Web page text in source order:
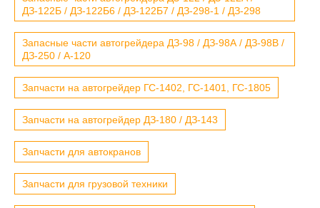
ДЗ-122Б / ДЗ-122Б6 / ДЗ-122Б7 / ДЗ-298-1 / ДЗ-298
Запасные части автогрейдера ДЗ-98 / ДЗ-98А / ДЗ-98В /
ДЗ-250 / А-120
Запчасти на автогрейдер ГС-1402, ГС-1401, ГС-1805
Запчасти на автогрейдер ДЗ-180 / ДЗ-143
Запчасти для автокранов
Запчасти для грузовой техники